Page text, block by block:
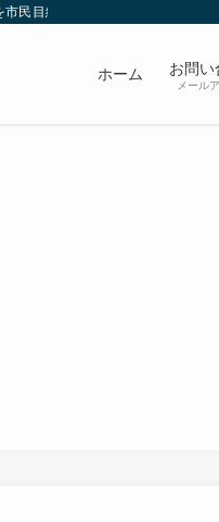
民目線で発信していきます。
ホーム お問い
メール